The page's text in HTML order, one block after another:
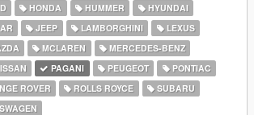
HONDA HUMMER
HYUNDAI
JEEP LAMBORGHINI
LEXUS
MCLAREN
MERCEDES-BENZ
PAGANI PEUGEOT
PONTIAC
ROVER ROLLS ROYCE
SUBARU